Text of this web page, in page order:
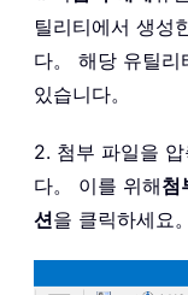
틸리티에서 생성
다。 해당 유틸리
있습니다。
2. 첨부 파일을
다。 이를 위해첨
션을 클릭하세요